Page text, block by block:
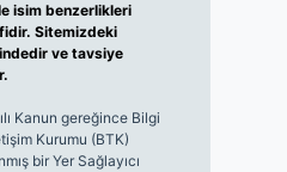
isim benzerlikleri
Sitemizdeki
ve tavsiye
Kanun gereğince Bilgi
Kurumu (BTK)
bir Yer Sağlayıcı